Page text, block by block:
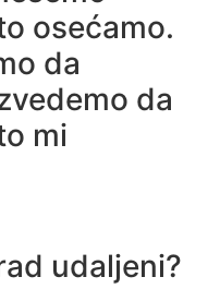
osećamo.
da
da
mi
udaljeni?